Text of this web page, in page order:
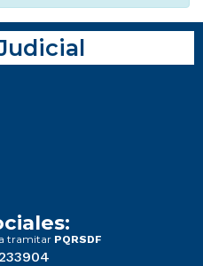
tramitar PQRSDF